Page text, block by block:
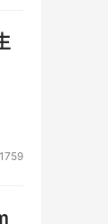
1759